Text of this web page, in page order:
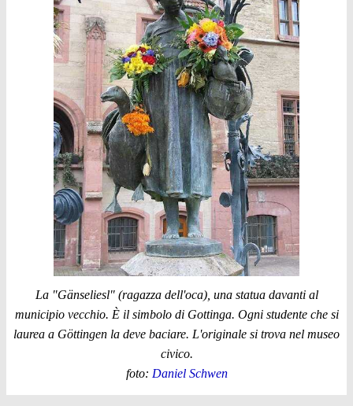
La "Gänseliesl" (ragazza dell'oca), una statua davanti al
municipio vecchio. È il simbolo di Gottinga. Ogni studente che si
laurea a Göttingen la deve baciare. L'originale si trova nel museo
civico.
foto: Daniel Schwen